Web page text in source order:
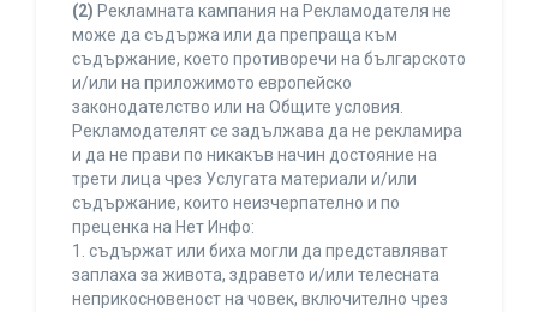
(2) Рекламната кампания на Рекламодателя не
може да съдържа или да препраща към
съдържание, което противоречи на българското
и/или на приложимото европейско
законодателство или на Общите условия.
Рекламодателят се задължава да не рекламира
и да не прави по никакъв начин достояние на
трети лица чрез Услугата материали и/или
съдържание, които неизчерпателно и по
преценка на Нет Инфо:
1. съдържат или биха могли да представляват
заплаха за живота, здравето и/или телесната
неприкосновеност на човек, включително чрез